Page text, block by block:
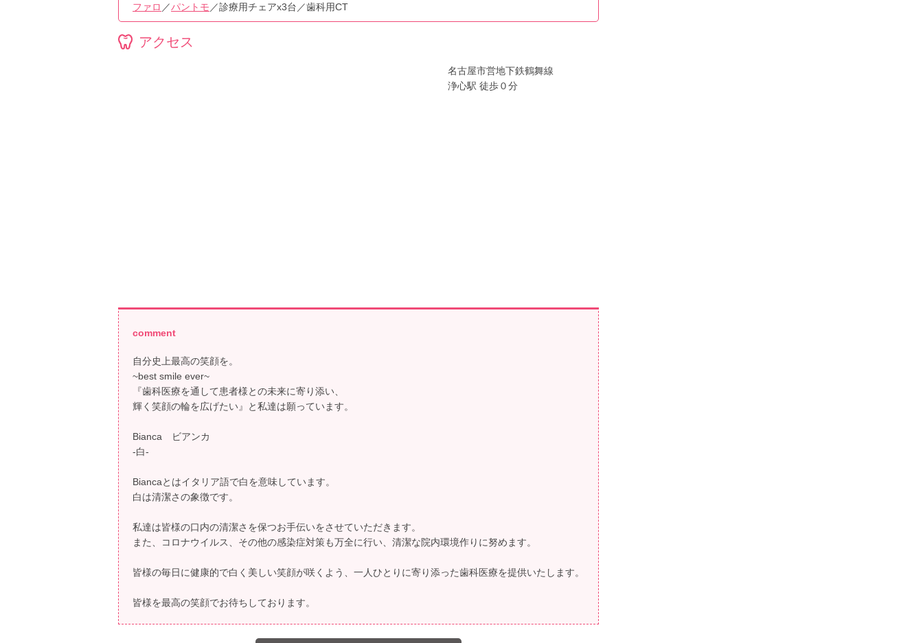
ファロ ／パントモ ／診療用チェアx3台／歯科用CT
アクセス
名古屋市営地下鉄鶴舞線
浄心駅 徒歩０分
comment
自分史上最高の笑顔を。
~best smile ever~
『歯科医療を通して患者様との未来に寄り添い、
輝く笑顔の輪を広げたい』と私達は願っています。
Bianca ビアンカ
-白-
Biancaとはイタリア語で白を意味しています。
白は清潔さの象徴です。
私達は皆様の口内の清潔さを保つお手伝いをさせていただきます。
また、コロナウイルス、その他の感染症対策も万全に行い、清潔な院内環境作りに努めます。
皆様の毎日に健康的で白く美しい笑顔が咲くよう、一人ひとりに寄り添った歯科医療を提供いたします。
皆様を最高の笑顔でお待ちしております。